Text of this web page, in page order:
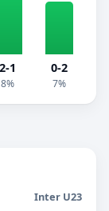
2-1
8%
0-2
7%
Inter U23